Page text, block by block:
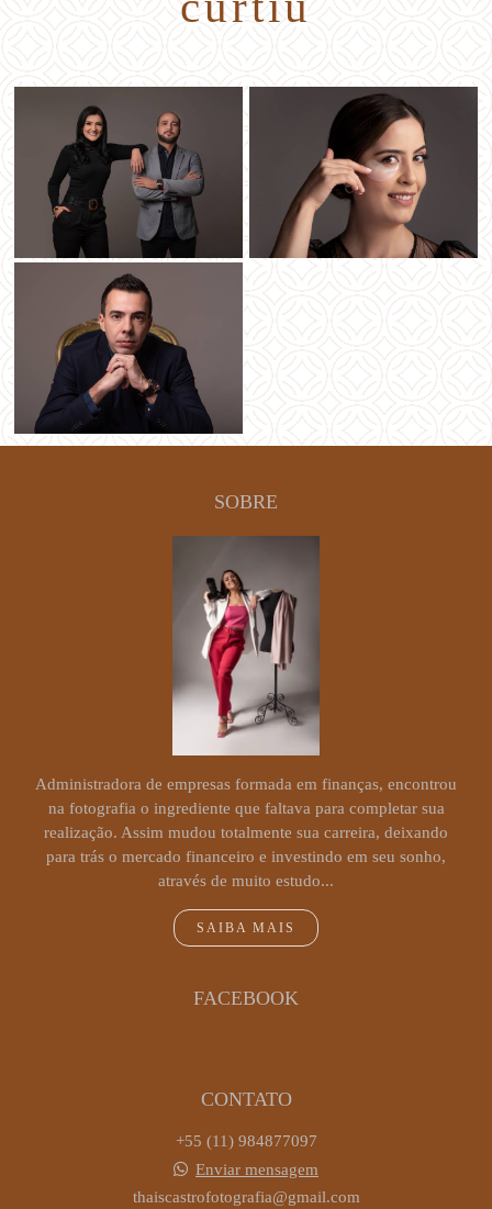
SOBRE
Administradora de empresas formada em finanças, encontrou
na fotografia o ingrediente que faltava para completar sua
realização. Assim mudou totalmente sua carreira, deixando
para trás o mercado financeiro e investindo em seu sonho,
através de muito estudo...
SAIBA MAIS
FACEBOOK
CONTATO
+55 (11) 984877097
Enviar mensagem
thaiscastrofotografia@gmail.com